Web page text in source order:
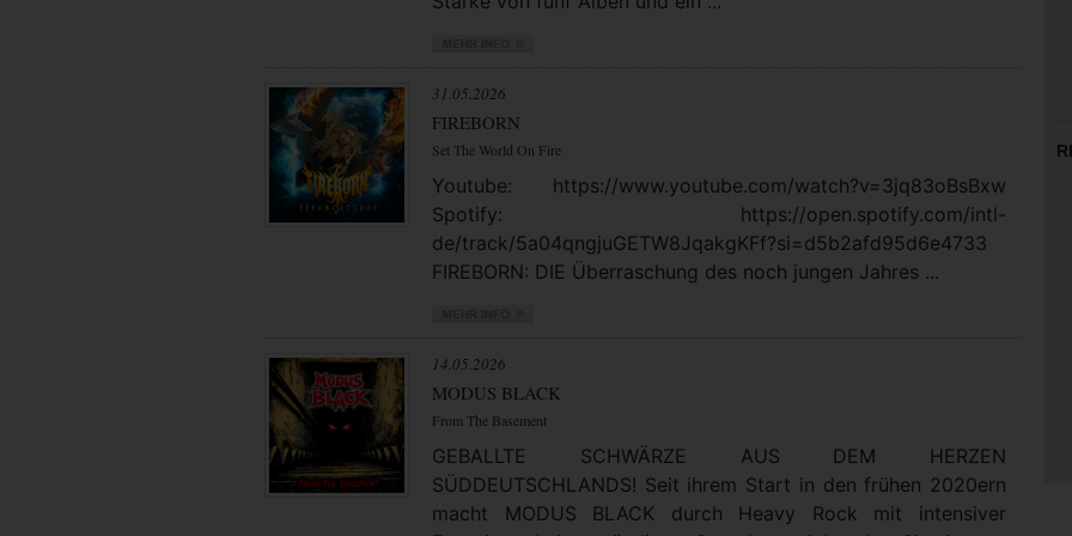
31.05.2026
FIREBORN
Set The World On Fire
Youtube: https://www.youtube.com/watch?v=3jq83oBsBxw
Spotify: https://open.spotify.com/intl-
de/track/5a04qngjuGETW8JqakgKFf?si=d5b2afd95d6e4733
FIREBORN: DIE Überraschung des noch jungen Jahres ...
14.05.2026
MODUS BLACK
From The Basement
GEBALLTE SCHWÄRZE AUS DEM HERZEN
SÜDDEUTSCHLANDS! Seit ihrem Start in den frühen 2020ern
macht MODUS BLACK durch Heavy Rock mit intensiver